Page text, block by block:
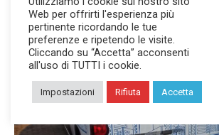
Web per offrirti l'esperienza più
pertinente ricordando le tue
preferenze e ripetendo le visite.
Cliccando su “Accetta” acconsenti
all'uso di TUTTI i cookie.
Impostazioni Rifiuta Accetta